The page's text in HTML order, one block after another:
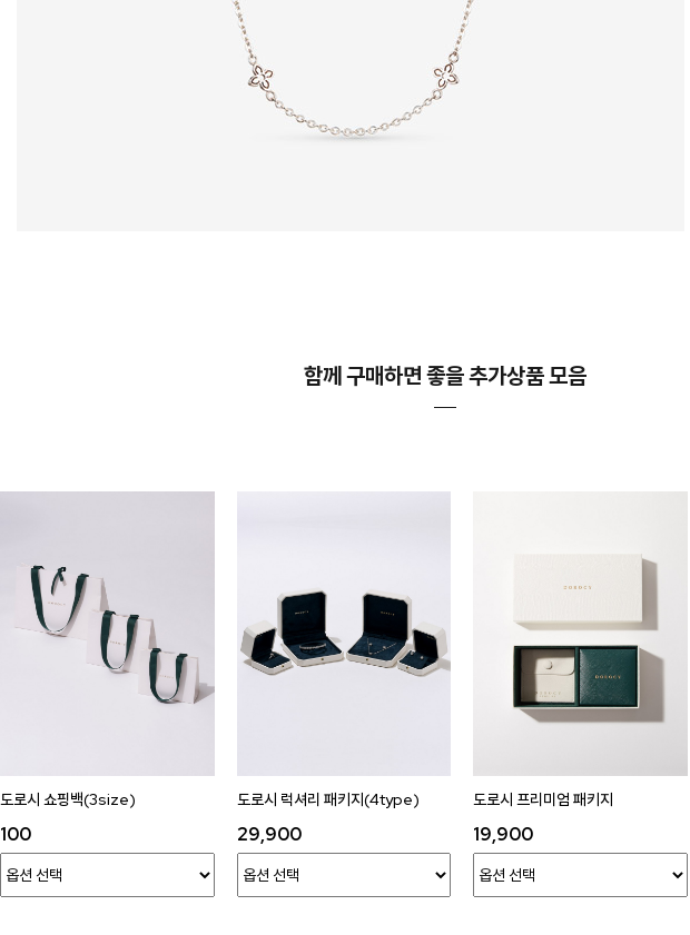
함께 구매하면 좋을 추가상품 모음
도로시 쇼핑백(3size)
100
도로시 럭셔리 패키지(4type)
29,900
도로시 프리미엄 패키지
19,900